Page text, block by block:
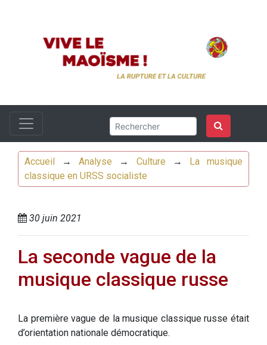
Accueil →Analyse → Culture →
La musique
classique en URSS socialiste
30 juin 2021
La seconde vague de la
musique classique russe
La première vague de la musique classique russe était
d’orientation nationale démocratique.